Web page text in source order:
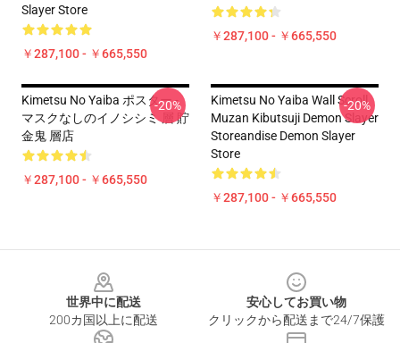
Slayer Store
￥287,100 - ￥665,550
￥287,100 - ￥665,550
Kimetsu No Yaiba ポスター -
マスクなしのイノシシミ 層 貯
金鬼 層店
￥287,100 - ￥665,550
-20%
Kimetsu No Yaiba Wall Scroll
Muzan Kibutsuji Demon Slayer
Storeandise Demon Slayer
Store
￥287,100 - ￥665,550
-20%
世界中に配送
200カ国以上に配送
安心してお買い物
クリックから配送まで24/7保護